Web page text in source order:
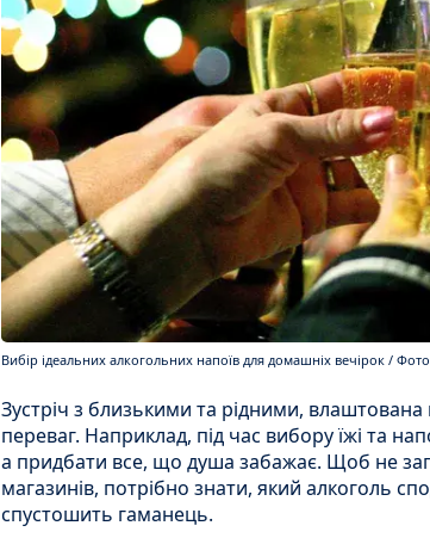
Вибір ідеальних алкогольних напоїв для домашніх вечірок /
Зустріч з близькими та рідними,
переваг. Наприклад, під час вибору їжі та
а придбати все, що душа забажає. Щоб не
магазинів, потрібно знати, який алкоголь
спустошить гаманець.